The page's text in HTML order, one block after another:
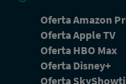
Oferta Amazon
Oferta Apple TV
Oferta HBO Max
Oferta Disney+
Oferta
Dbamy o Twoją
Używamy plików cookies lub podobnych
usprawniania jego działania, profilowania